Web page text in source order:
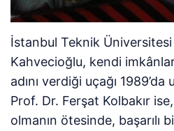
İstanbul Teknik
Kahvecioğlu, kendi
adını verdiği uçağı 1989’da
Prof. Dr. Ferşat Kolbakır
olmanın ötesinde, başarılı